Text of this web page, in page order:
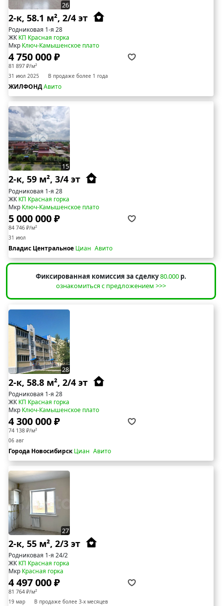
26
2-к, 58.1 м², 2/4 эт
Родниковая 1-я 28
ЖККП Красная горка
Мкр Ключ-Камышенское плато
4 750 000 ₽
81 897 ₽/м²
31 июл 2025 В продаже более 1 года
ЖИЛФОНДАвито
15
2-к, 59 м², 3/4 эт
Родниковая 1-я 28
ЖККП Красная горка
Мкр Ключ-Камышенское плато
5 000 000 ₽
84 746 ₽/м²
31 июл
Владис Центральное Циан Авито
Фиксированная комиссия за сделку80.000 р.
ознакомиться с предложением >>>
28
2-к, 58.8 м², 2/4 эт
Родниковая 1-я 28
ЖККП Красная горка
Мкр Ключ-Камышенское плато
4 300 000 ₽
74 138 ₽/м²
06 авг
Города НовосибирскЦиан Авито
27
2-к, 55 м², 2/3 эт
Родниковая 1-я 24/2
ЖККП Красная горка
Мкр Красная горка
4 497 000 ₽
81 764 ₽/м²
19 мар В продаже более 3-х месяцев